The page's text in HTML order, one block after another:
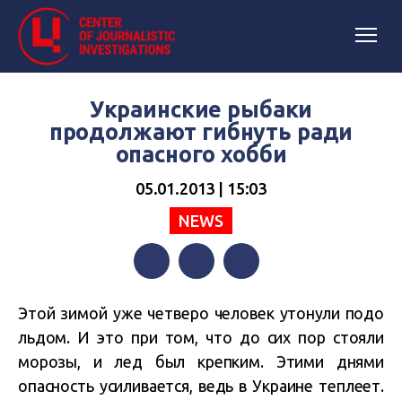
Украинские рыбаки
продолжают гибнуть ради
опасного хобби
05.01.2013 | 15:03
NEWS
Этой зимой уже четверо человек утонули подо
льдом. И это при том, что до сих пор стояли
морозы, и лед был крепким. Этими днями
опасность усиливается, ведь в Украине теплеет.